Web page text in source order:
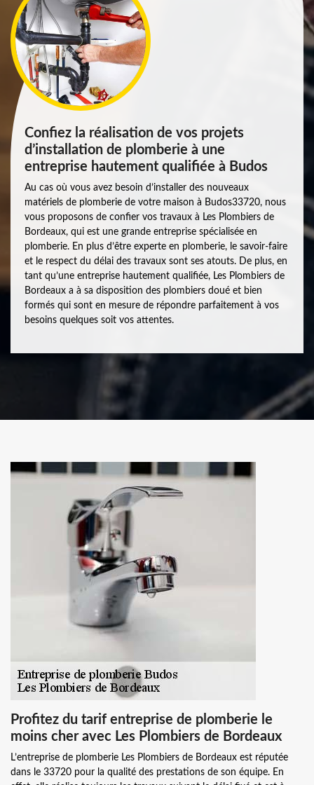
Confiez la réalisation de vos projets
d’installation de plomberie à une
entreprise hautement qualifiée à Budos
Au cas où vous avez besoin d’installer des nouveaux
matériels de plomberie de votre maison à Budos33720, nous
vous proposons de confier vos travaux à Les Plombiers de
Bordeaux, qui est une grande entreprise spécialisée en
plomberie. En plus d’être experte en plomberie, le savoir-faire
et le respect du délai des travaux sont ses atouts. De plus, en
tant qu’une entreprise hautement qualifiée, Les Plombiers de
Bordeaux a à sa disposition des plombiers doué et bien
formés qui sont en mesure de répondre parfaitement à vos
besoins quelques soit vos attentes.
Profitez du tarif entreprise de plomberie le
moins cher avec Les Plombiers de Bordeaux
L’entreprise de plomberie Les Plombiers de Bordeaux est réputée
dans le 33720 pour la qualité des prestations de son équipe. En